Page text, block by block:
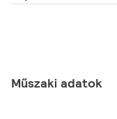
Műszaki adatok